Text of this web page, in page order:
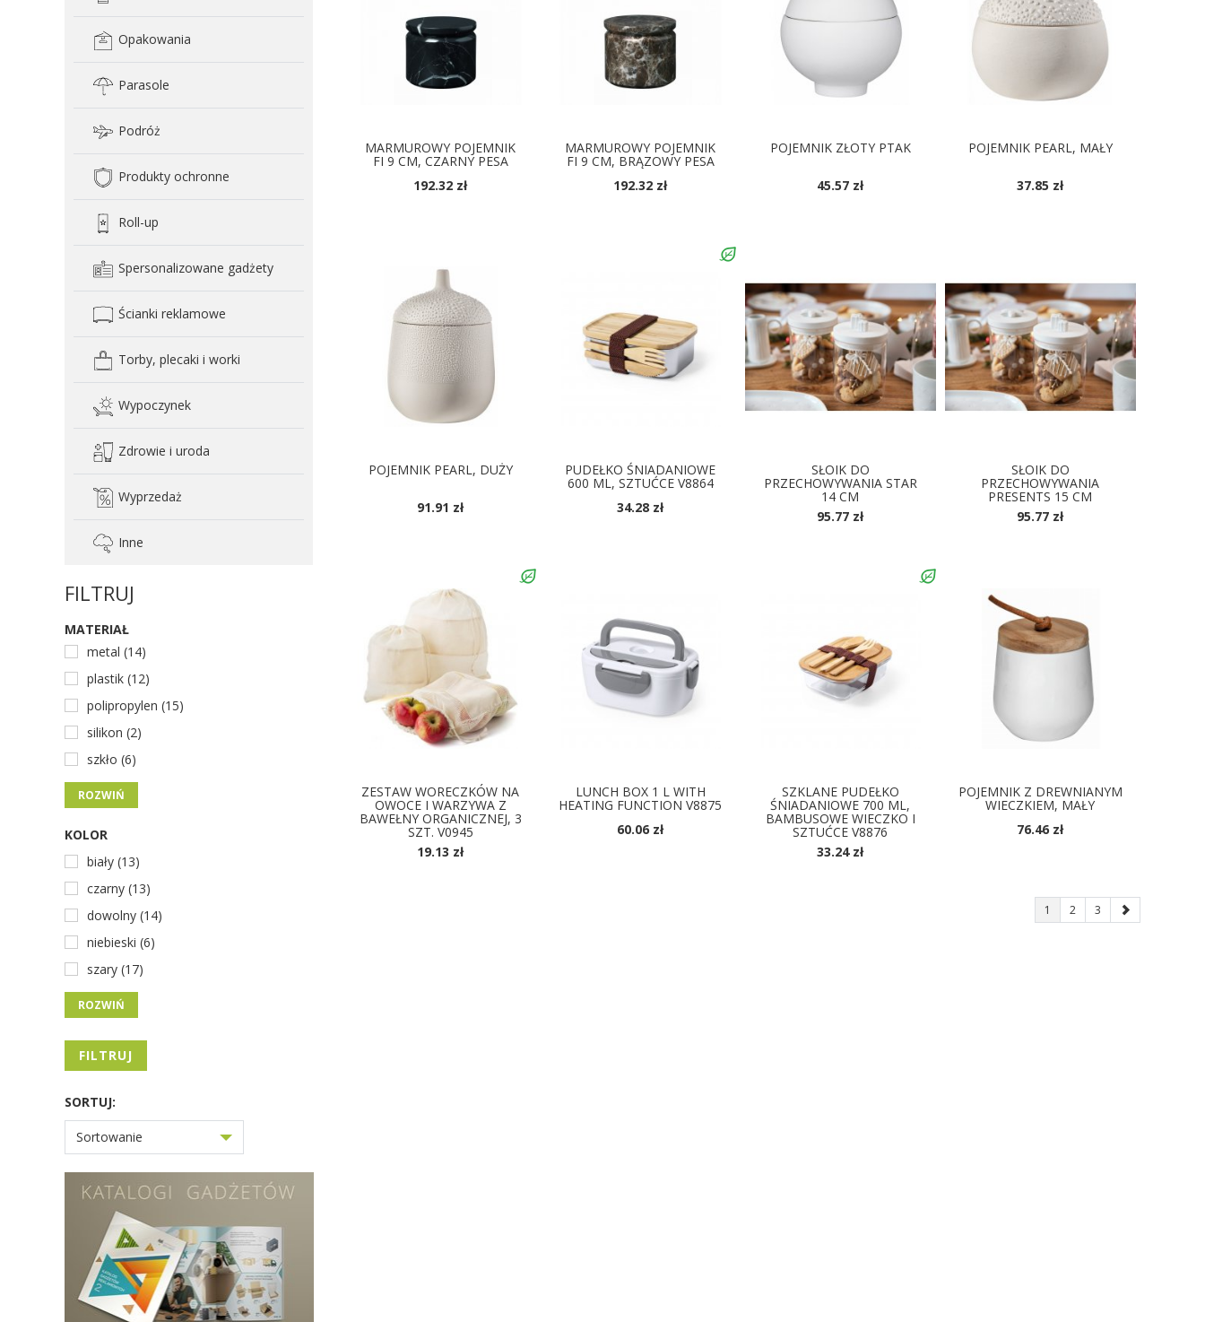
Opakowania
Parasole
Podróż
Produkty ochronne
Roll-up
Spersonalizowane gadżety
Ścianki reklamowe
Torby, plecaki i worki
Wypoczynek
Zdrowie i uroda
Wyprzedaż
Inne
FILTRUJ
MATERIAŁ
metal (14)
plastik (12)
polipropylen (15)
silikon (2)
szkło (6)
ROZWIŃ
KOLOR
biały (13)
czarny (13)
dowolny (14)
niebieski (6)
szary (17)
ROZWIŃ
FILTRUJ
SORTUJ:
Sortowanie
MARMUROWY POJEMNIK
FI 9 CM, CZARNY PESA
192.32 zł
MARMUROWY POJEMNIK
FI 9 CM, BRĄZOWY PESA
192.32 zł
POJEMNIK ZŁOTY PTAK
45.57 zł
POJEMNIK PEARL, MAŁY
37.85 zł
POJEMNIK PEARL, DUŻY
91.91 zł
PUDEŁKO ŚNIADANIOWE
600 ML, SZTUĆCE V8864
34.28 zł
SŁOIK DO
PRZECHOWYWANIA STAR
14 CM
95.77 zł
SŁOIK DO
PRZECHOWYWANIA
PRESENTS 15 CM
95.77 zł
ZESTAW WORECZKÓW NA
OWOCE I WARZYWA Z
BAWEŁNY ORGANICZNEJ, 3
SZT. V0945
19.13 zł
LUNCH BOX 1 L WITH
HEATING FUNCTION V8875
60.06 zł
SZKLANE PUDEŁKO
ŚNIADANIOWE 700 ML,
BAMBUSOWE WIECZKO I
SZTUĆCE V8876
33.24 zł
POJEMNIK Z DREWNIANYM
WIECZKIEM, MAŁY
76.46 zł
1 2 3